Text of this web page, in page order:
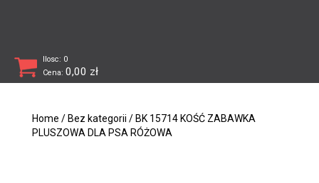
Ilosc: 0
Cena: 0,00 zł
Home / Bez kategorii / BK 15714 KOŚĆ ZABAWKA
PLUSZOWA DLA PSA RÓŻOWA